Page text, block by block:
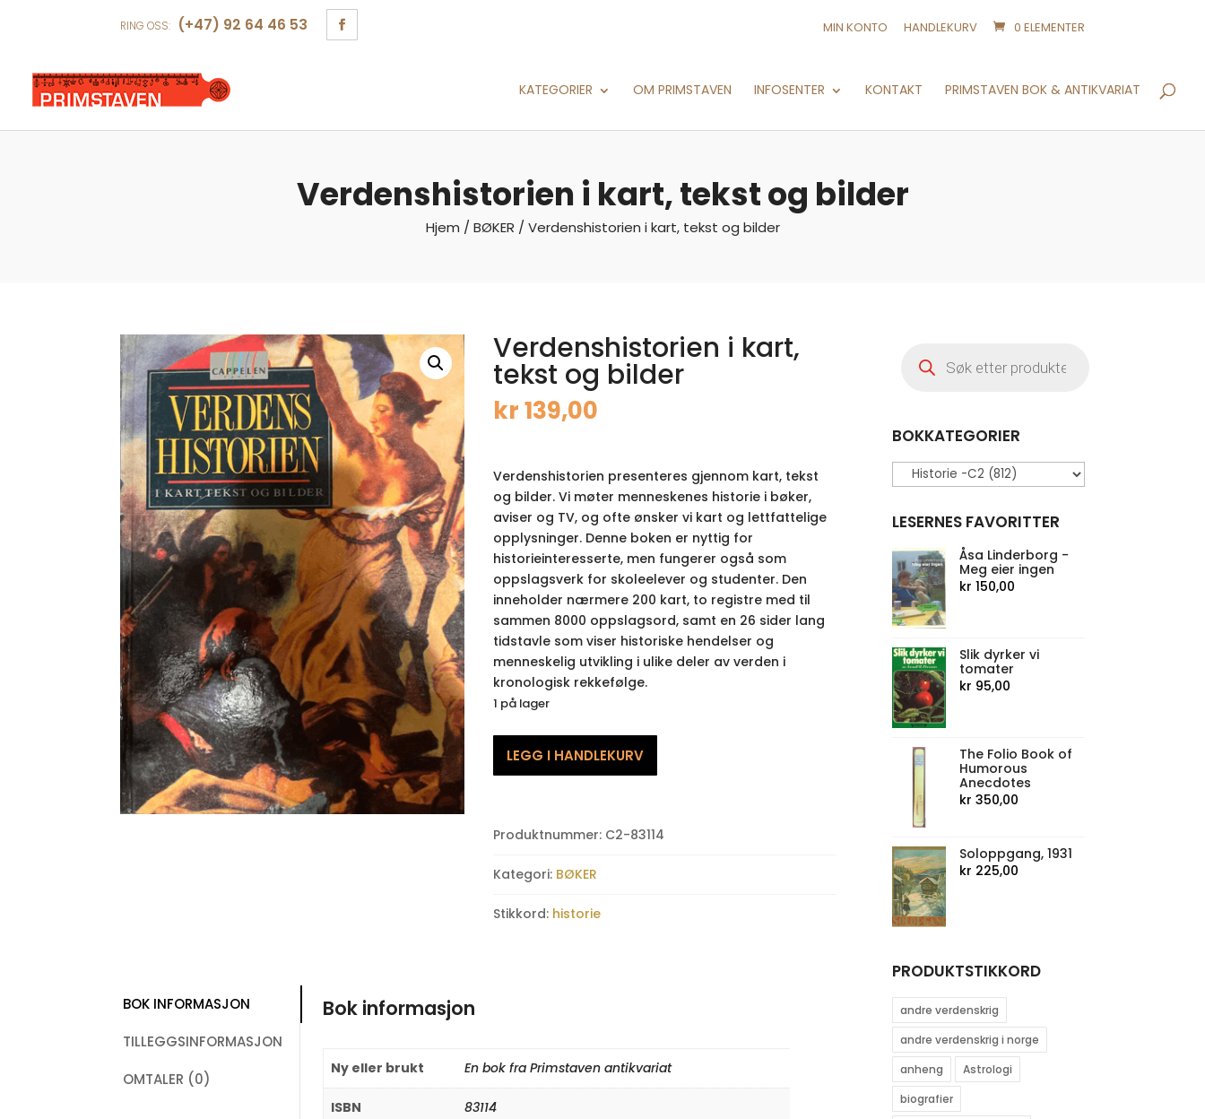
RING OSS: (+47) 92 64 46 53 MIN KONTO HANDLEKURV 0 ELEMENTER
KATEGORIER OM PRIMSTAVEN INFOSENTER KONTAKT PRIMSTAVEN BOK & ANTIKVARIAT
Verdenshistorien i kart, tekst og bilder
Hjem /BØKER / Verdenshistorien i kart, tekst og bilder
Verdenshistorien i kart,
tekst og bilder
kr139,00
Verdenshistorien presenteres gjennom kart, tekst
og bilder. Vi møter menneskenes historie i bøker,
aviser og TV, og ofte ønsker vi kart og lettfattelige
opplysninger. Denne boken er nyttig for
historieinteresserte, men fungerer også som
oppslagsverk for skoleelever og studenter. Den
inneholder nærmere 200 kart, to registre med til
sammen 8000 oppslagsord, samt en 26 sider lang
tidstavle som viser historiske hendelser og
menneskelig utvikling i ulike deler av verden i
kronologisk rekkefølge.
1 på lager
og
antall
LEGG I HANDLEKURV
Produktnummer: C2-83114
Kategori: BØKER
Stikkord: historie
BOK INFORMASJON
TILLEGGSINFORMASJON
OMTALER (0)
Bok informasjon
Ny eller brukt En bok fra Primstaven antikvariat
ISBN 83114
search
BOKKATEGORIER
LESERNES FAVORITTER
Åsa Linderborg -
Meg eier ingen
kr 150,00
Slik dyrker vi
tomater
kr 95,00
The Folio Book of
Humorous
Anecdotes
kr 350,00
Soloppgang, 1931
kr 225,00
PRODUKTSTIKKORD
andre verdenskrig
andre verdenskrig i norge
anheng
Astrologi
biografier